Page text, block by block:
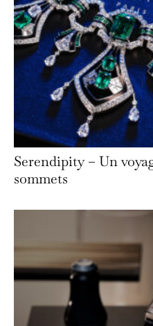
Serendipity – Un
sommets